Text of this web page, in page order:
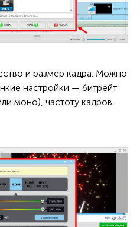
и размер кадра. Можно
настройки — битрейт
моно), частоту кадров.